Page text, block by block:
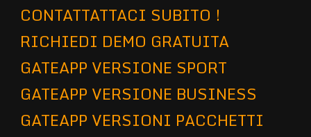
CONTATTATTACI SUBITO !
RICHIEDI DEMO GRATUITA
GATEAPP VERSIONE SPORT
GATEAPP VERSIONE BUSINESS
GATEAPP VERSIONI PACCHETTI